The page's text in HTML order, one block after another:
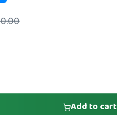
Add to cart